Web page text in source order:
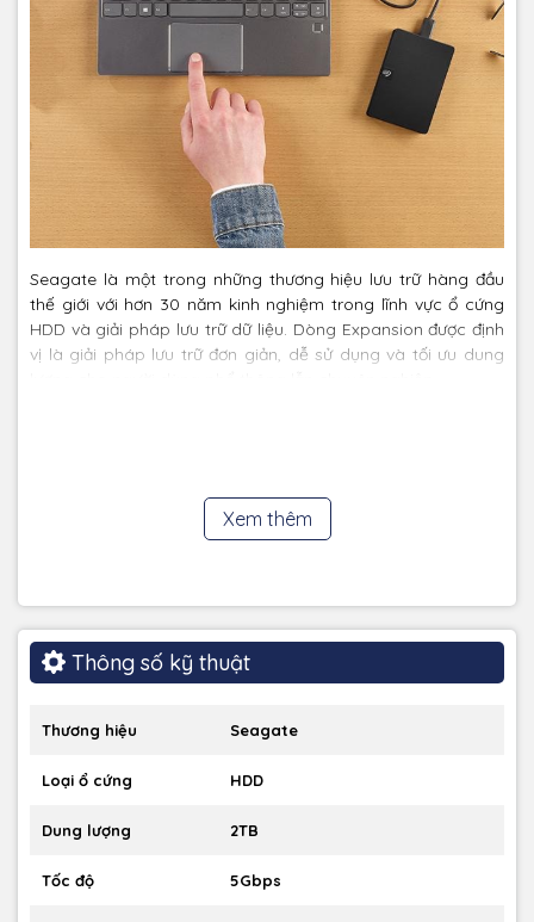
Seagate là một trong những thương hiệu lưu trữ hàng đầu
thế giới với hơn 30 năm kinh nghiệm trong lĩnh vực ổ cứng
HDD và giải pháp lưu trữ dữ liệu. Dòng Expansion được định
vị là giải pháp lưu trữ đơn giản, dễ sử dụng và tối ưu dung
Xem thêm
Thông số kỹ thuật
Thương hiệu Seagate
Loại ổ cứng HDD
Dung lượng 2TB
Tốc độ 5Gbps